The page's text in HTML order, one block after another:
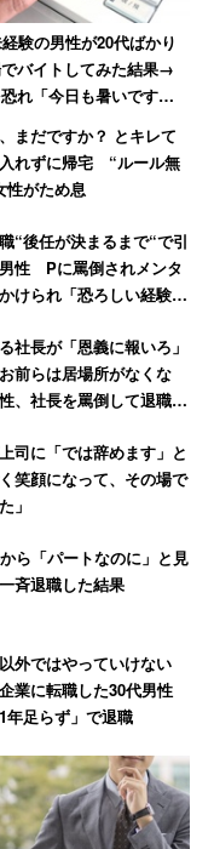
験の男性が20代ばかり
バイトしてみた結果→
れ「今日も暑いです
まだですか？ とキレて
れずに帰宅 “ルール無
性がため息
“後任が決まるまで“で引
性 Pに罵倒されメンタ
けられ「恐ろしい経験で
社長が「恩義に報いろ」
前らは居場所がなくな
、社長を罵倒して退職
司に「では辞めます」と
笑顔になって、その場で
」
ら「パートなのに」と見
斉退職した結果
外ではやっていけない
業に転職した30代男性
年足らず」で退職